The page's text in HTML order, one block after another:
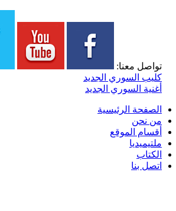
تواصل معنا:
كليب السوري الجديد
أغنية السوري الجديد
الصفحة الرئيسية
من نحن
أقسام الموقع
ملتيميديا
الكتاب
اتصل بنا